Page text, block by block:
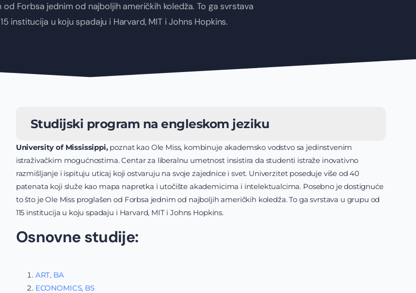
od Forbsa jednim od najboljih američkih koledža. To ga svrstava
institucija u koju spadaju i Harvard, MIT i Johns Hopkins.
Studijski program na engleskom jeziku
University of Mississippi, poznat kao Ole Miss, kombinuje akademsko vodstvo sa jedinstvenim
istraživačkim mogućnostima. Centar za liberalnu umetnost insistira da studenti istraže inovativno
razmišljanje i ispituju uticaj koji ostvaruju na svoje zajednice i svet. Univerzitet poseduje više od 40
patenata koji služe kao mapa napretka i utočište akademicima i intelektualcima. Posebno je dostignuće
to što je Ole Miss proglašen od Forbsa jednim od najboljih američkih koledža. To ga svrstava u grupu od
115 institucija u koju spadaju i Harvard, MIT i Johns Hopkins.
Osnovne studije:
ART, BA
ECONOMICS, BS